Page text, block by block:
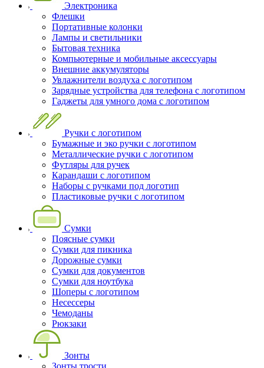
Электроника
Флешки
Портативные колонки
Лампы и светильники
Бытовая техника
Компьютерные и мобильные аксессуары
Внешние аккумуляторы
Увлажнители воздуха с логотипом
Зарядные устройства для телефона с логотипом
Гаджеты для умного дома с логотипом
Ручки с логотипом
Бумажные и эко ручки с логотипом
Металлические ручки с логотипом
Футляры для ручек
Карандаши с логотипом
Наборы с ручками под логотип
Пластиковые ручки с логотипом
Сумки
Поясные сумки
Сумки для пикника
Дорожные сумки
Сумки для документов
Сумки для ноутбука
Шоперы с логотипом
Несессеры
Чемоданы
Рюкзаки
Зонты
Зонты трости